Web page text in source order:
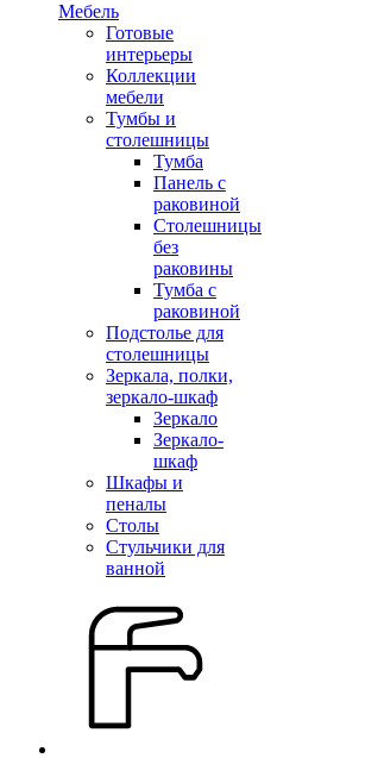
Мебель
Готовые
интерьеры
Коллекции
мебели
Тумбы и
столешницы
Тумба
Панель с
раковиной
Столешницы
без
раковины
Тумба с
раковиной
Подстолье для
столешницы
Зеркала, полки,
зеркало-шкаф
Зеркало
Зеркало-
шкаф
Шкафы и
пеналы
Столы
Стульчики для
ванной